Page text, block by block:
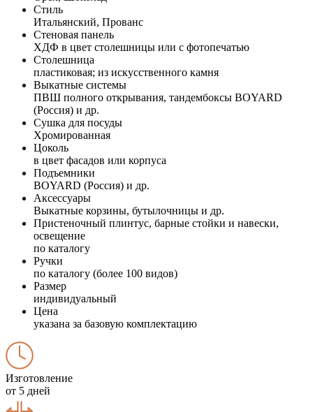
Стиль
Итальянский, Прованс
Стеновая панель
ХДФ в цвет столешницы или с фотопечатью
Столешница
пластиковая; из искусственного камня
Выкатные системы
ПВШ полного открывания, тандембоксы BOYARD
(Россия) и др.
Сушка для посуды
Хромированная
Цоколь
в цвет фасадов или корпуса
Подъемники
BOYARD (Россия) и др.
Аксессуары
Выкатные корзины, бутылочницы и др.
Пристеночный плинтус, барные стойки и навески,
освещение
по каталогу
Ручки
по каталогу (более 100 видов)
Размер
индивидуальный
Цена
указана за базовую комплектацию
Изготовление
от 5 дней